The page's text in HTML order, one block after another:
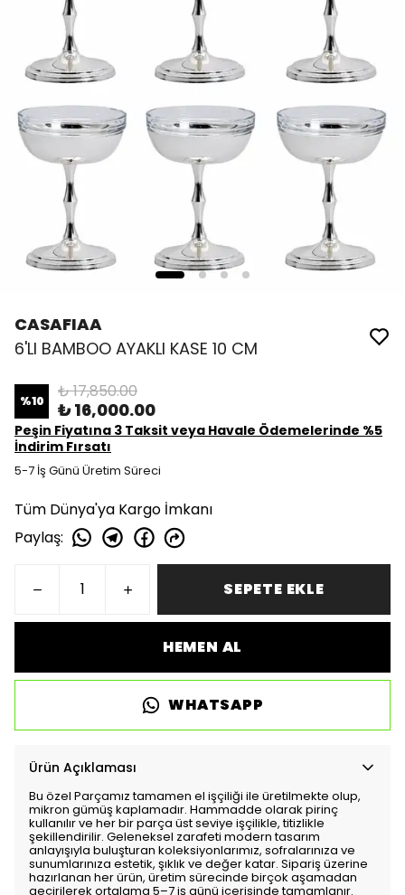
CASAFIAA
6'LI BAMBOO AYAKLI KASE 10 CM
%10 ₺ 17,850.00
₺ 16,000.00
Peşin Fiyatına 3 Taksit veya Havale Ödemelerinde %5
İndirim Fırsatı
5-7 İş Günü Üretim Süreci
Tüm Dünya'ya Kargo İmkanı
Paylaş:
SEPETE EKLE
HEMEN AL
WHATSAPP
Ürün Açıklaması
Bu özel Parçamız tamamen el işçiliği ile üretilmekte olup,
mikron gümüş kaplamadır. Hammadde olarak pirinç
kullanılır ve her bir parça üst seviye işçilikle, titizlikle
şekillendirilir. Geleneksel zarafeti modern tasarım
anlayışıyla buluşturan koleksiyonlarımız, sofralarınıza ve
sunumlarınıza estetik, şıklık ve değer katar. Sipariş üzerine
hazırlanan her ürün, üretim sürecinde birçok aşamadan
geçirilerek ortalama 5–7 iş günü içerisinde tamamlanır.